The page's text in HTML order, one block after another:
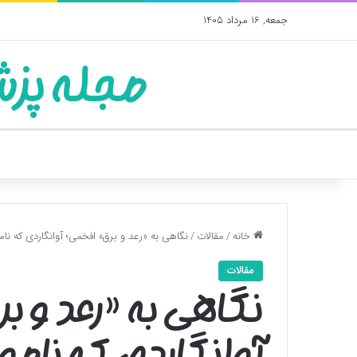
جمعه, 16 مرداد 1405
مجله
خانه/مقالات/نگاهی به «رعد و برق» افخمی؛ آوانگاردی که
مقالات
نگاهی به «رعد و